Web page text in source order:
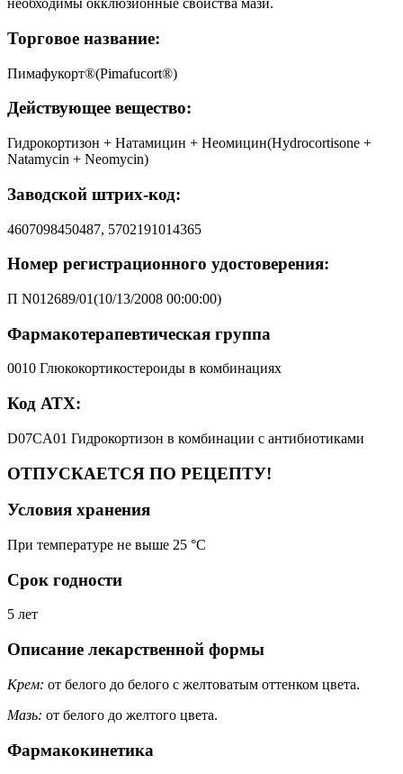
необходимы окклюзионные свойства мази.
Торговое название:
Пимафукорт®(Pimafucort®)
Действующее вещество:
Гидрокортизон + Натамицин + Неомицин(Hydrocortisone +
Natamycin + Neomycin)
Заводской штрих-код:
4607098450487, 5702191014365
Номер регистрационного удостоверения:
П N012689/01(10/13/2008 00:00:00)
Фармакотерапевтическая группа
0010 Глюкокортикостероиды в комбинациях
Код АТХ:
D07CA01 Гидрокортизон в комбинации с антибиотиками
ОТПУСКАЕТСЯ ПО РЕЦЕПТУ!
Условия хранения
При температуре не выше 25 °C
Срок годности
5 лет
Описание лекарственной формы
Крем: от белого до белого с желтоватым оттенком цвета.
Мазь: от белого до желтого цвета.
Фармакокинетика